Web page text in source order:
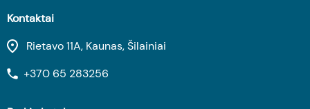
Kontaktai
Rietavo 11A, Kaunas, Šilainiai
+370 65 283256